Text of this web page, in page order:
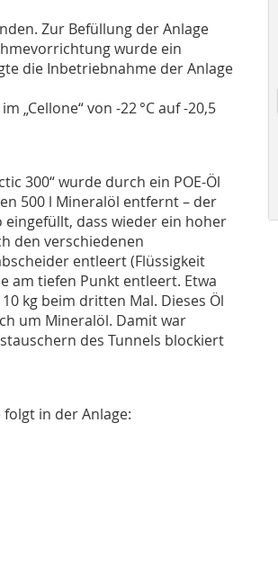
Zur Befüllung der Anlage
wurde ein
die Inbetriebnahme der Anlage
„Cellone“ von -22 °C auf -20,5
300“ wurde durch ein POE-Öl
500 l Mineralöl entfernt – der
eingefüllt, dass wieder ein hoher
den verschiedenen
entleert (Flüssigkeit
am tiefen Punkt entleert. Etwa
kg beim dritten Mal. Dieses Öl
um Mineralöl. Damit war
des Tunnels blockiert
in der Anlage: